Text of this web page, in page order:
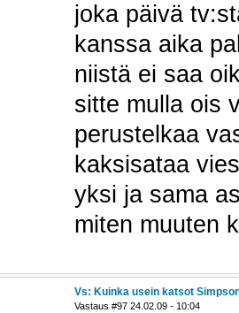
joka päivä
kanssa aika
niistä ei saa
sitte mulla ois
perustelkaa
kaksisataa
yksi ja sama
miten muuten
Vs: Kuinka usein katsot
Vastaus #97 24.02.09 - 10:04